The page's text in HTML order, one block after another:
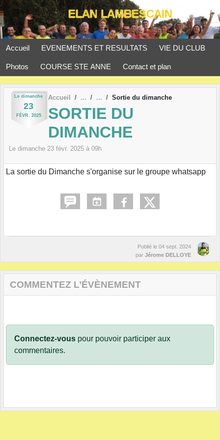
Accueil EVENEMENTS ET RESULTATS VIE DU CLUB
Photos COURSE STE ANNE Contact et plan
Le dimanche
23
FÉVR. 2025
Accueil Sortie du dimanche
SORTIE DU
DIMANCHE
Le dimanche 23 févr. 2025 à 09h
La sortie du Dimanche s'organise sur le groupe whatsapp
Publié le 04 sept. 2024
par Jérome DELLOYE
COMMENTEZ L’ÉVÈNEMENT
Connectez-vous pour pouvoir participer aux
commentaires.
Panneau de gestion des cookies